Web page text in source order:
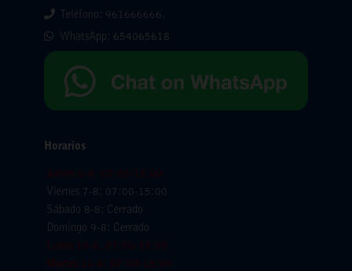
Teléfono: 961666666.
WhatsApp: 654065618
Horarios
Jueves 6-8: 07:00-15:00
Viernes 7-8: 07:00-15:00
Sábado 8-8: Cerrado
Domingo 9-8: Cerrado
Lunes 10-8: 07:00-15:00
Martes 11-8: 07:00-15:00